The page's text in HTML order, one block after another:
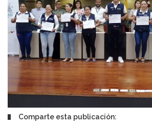
Comparte esta publicación: